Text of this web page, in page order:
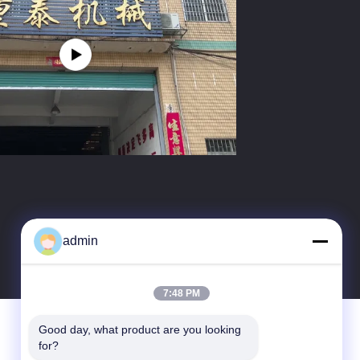
admin
7:48 PM
Good day, what product are you looking
for?